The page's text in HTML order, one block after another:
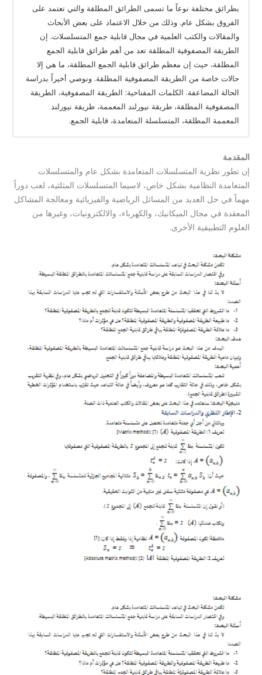
بطرائق مختلفة نوعاً ما تسمى الطرائق المطلقة والتي تعتمد على
الفروق بشكل عام. وذلك من خلال الاعتماد على بعض الأبحاث
والمقالات والكتب العلمية في مجال قابلية جمع المتسلسلات. إن
الطريقة المصفوفية المطلقة تعد من أهم طرائق قابلية الجمع
المطلقة، حيث إن معظم طرائق قابلية الجمع المطلقة، ما هي إلا
حالات خاصة من الطريقة المصفوفية المطلقة. ونوصي أخيراً بدراسة
الحالة المضاعفة. الكلمات المفتاحية: الطريقة المصفوفية، الطريقة
المصفوفية المطلقة، طريقة نيورلند المعممة، طريقة نيورلند
المعممة المطلقة، المتسلسلة المتعامدة، قابلية الجمع.
المقدمة
إن تطور نظرية المتسلسلات المتعامدة بشكل عام والمتسلسلات
المتعامدة النظامية بشكل خاص، لاسيما المتسلسلات المثلثية، لعب دوراً
مهماً في حل العديد من المسائل الرياضية والفيزيائية ومعالجة المشاكل
المعقدة في مجال الميكانيك، والكهرباء، والالكترونيات، وغيرها من
العلوم التطبيقية الأخرى.